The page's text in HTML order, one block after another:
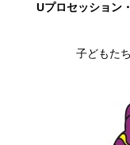
Uプロセッション
子どもた